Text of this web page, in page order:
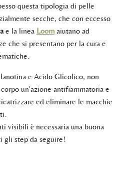
questa tipologia di pelle
secche, che con eccesso
e la linea Loom aiutano ad
che si presentano per la cura e
e Acido Glicolico, non
un'azione antifiammatoria e
ed eliminare le macchie
visibili è necessaria una buona
gli step da seguire!